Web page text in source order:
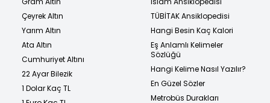
Çeyrek Altın
Yarım Altın
Ata Altın
Cumhuriyet Altını
22 Ayar Bilezik
1 Dolar Kaç TL
TÜBİTAK Ansiklopedisi
Hangi Besin Kaç Kalori
Eş Anlamlı Kelimeler
Sözlüğü
Hangi Kelime Nasıl Yazılır?
En Güzel Sözler
Metrobüs Durakları